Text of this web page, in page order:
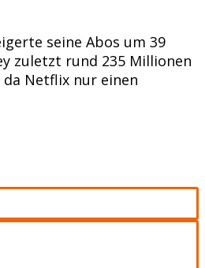
seine Abos um 39
zuletzt rund 235 Millionen
Netflix nur einen